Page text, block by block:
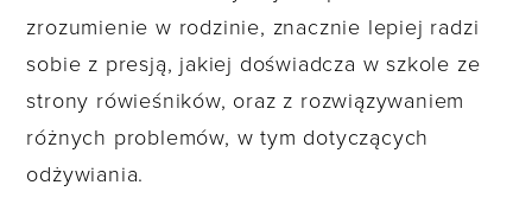
zrozumienie w rodzinie, znacznie lepiej radzi
sobie z presją, jakiej doświadcza w szkole ze
strony rówieśników, oraz z rozwiązywaniem
różnych problemów, w tym dotyczących
odżywiania.